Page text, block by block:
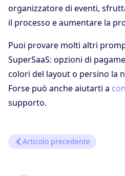
organizzatore di eventi,
il processo e aumentare la
Puoi provare molti altri
SuperSaaS: opzioni di
colori del layout o persino la
Forse può anche aiutarti a
supporto.
Articolo precedente